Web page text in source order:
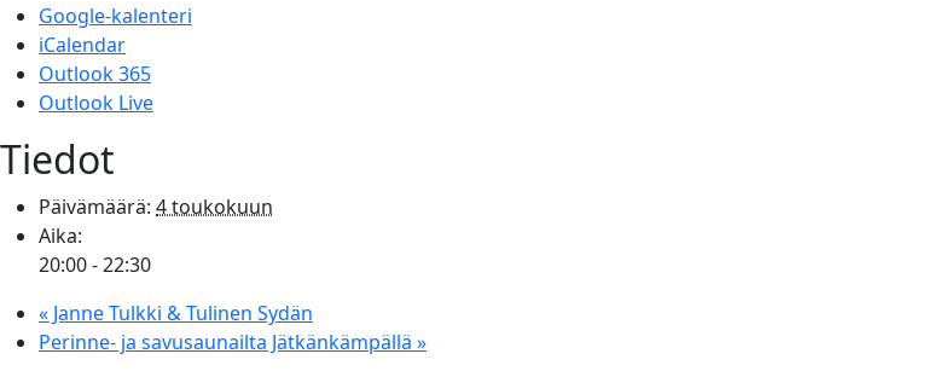
Google-kalenteri
iCalendar
Outlook 365
Outlook Live
Tiedot
Päivämäärä: 4 toukokuun
Aika:
20:00 - 22:30
« Janne Tulkki & Tulinen Sydän
Perinne- ja savusaunailta Jätkänkämpällä »